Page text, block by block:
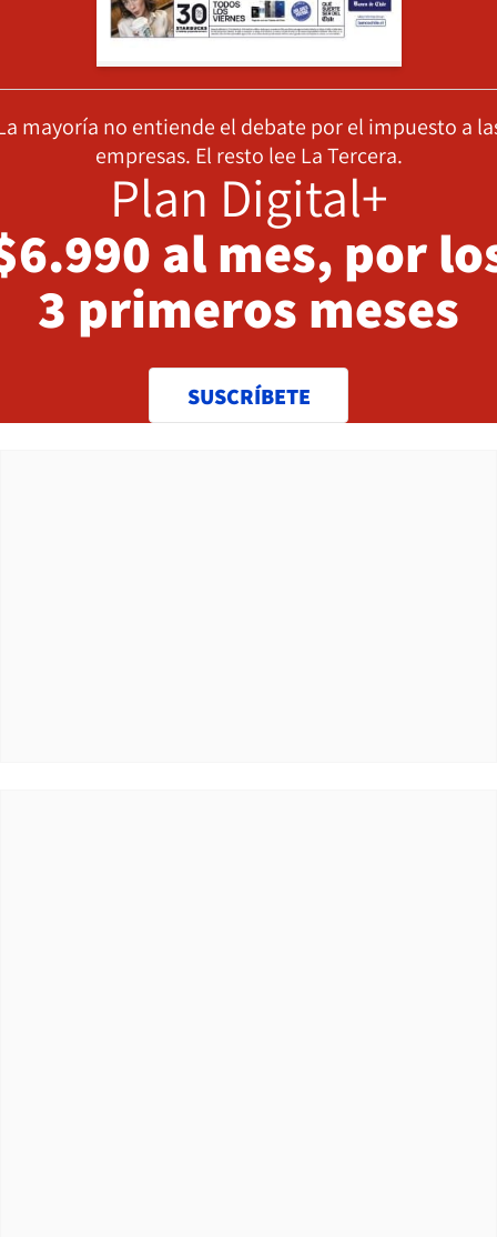
mayoría no entiende el debate por el impuesto a
empresas. El resto lee La Tercera.
Plan Digital+
al mes, por
3 primeros meses
SUSCRÍBETE